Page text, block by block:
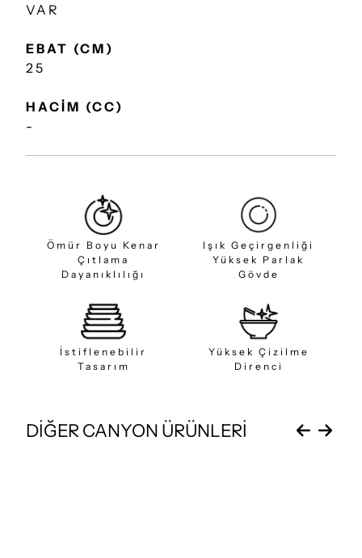
VAR
EBAT (CM)
25
HACİM (CC)
-
Ömür Boyu Kenar
Çıtlama
Dayanıklılığı
Işık Geçirgenliği
Yüksek Parlak
Gövde
İstiflenebilir
Tasarım
Yüksek Çizilme
Direnci
DİĞER CANYON ÜRÜNLERİ